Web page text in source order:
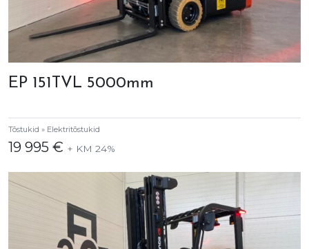
EP 151TVL 5000mm
Tõstukid » Elektritõstukid
19 995 € + KM 24%